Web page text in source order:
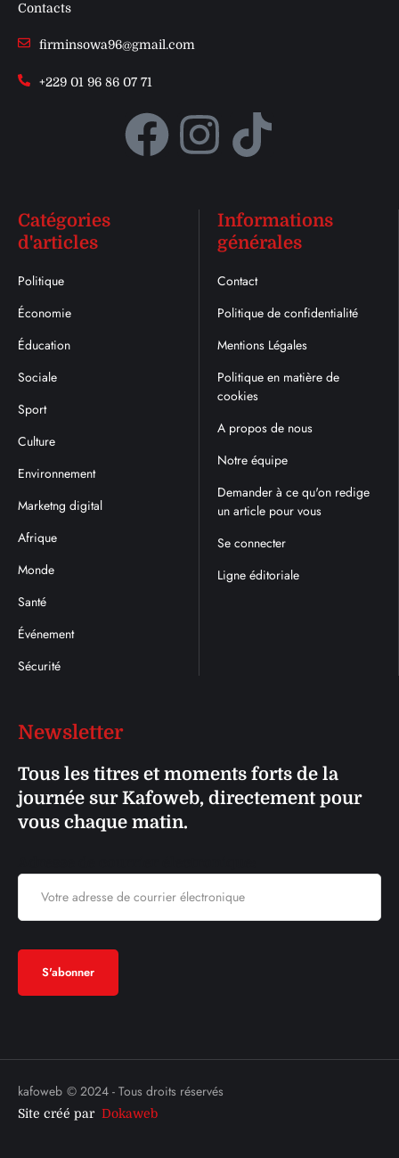
Contacts
firminsowa96@gmail.com
+229 01 96 86 07 71
Catégories
d'articles
Politique
Économie
Éducation
Sociale
Sport
Culture
Environnement
Marketng digital
Afrique
Monde
Santé
Événement
Sécurité
Informations
générales
Contact
Politique de confidentialité
Mentions Légales
Politique en matière de
cookies
A propos de nous
Notre équipe
Demander à ce qu'on redige
un article pour vous
Se connecter
Ligne éditoriale
Newsletter
Tous les titres et moments forts de la
journée sur Kafoweb, directement pour
vous chaque matin.
kafoweb © 2024 - Tous droits réservés
Site créé par Dokaweb